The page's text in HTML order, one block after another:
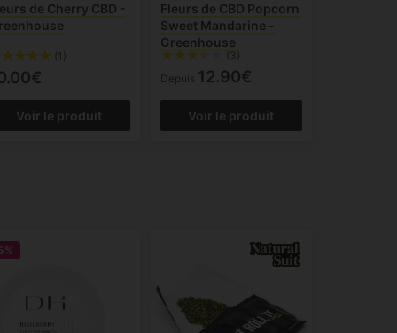
de Cherry CBD -
(1)
Voir le produit
Fleurs de CBD Popcorn
Sweet Mandarine -
Greenhouse
(3)
Depuis 12.90€
Voir le produit